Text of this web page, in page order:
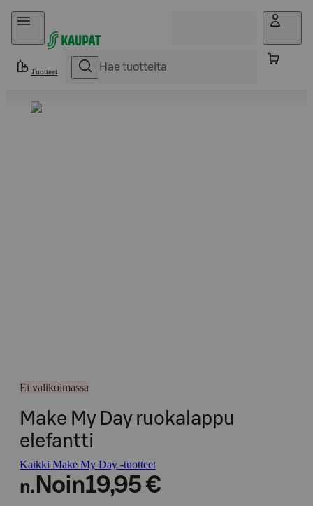
Hyppää sisältöön
Tuotteet
Ei valikoimassa
Make My Day ruokalappu
elefantti
Kaikki Make My Day -tuotteet
n. Noin19,95 €